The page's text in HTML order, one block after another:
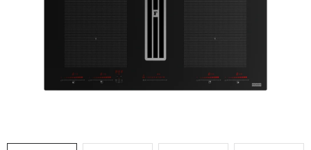
Recenze Akce Doprava a platba
Garance nejnižší ceny